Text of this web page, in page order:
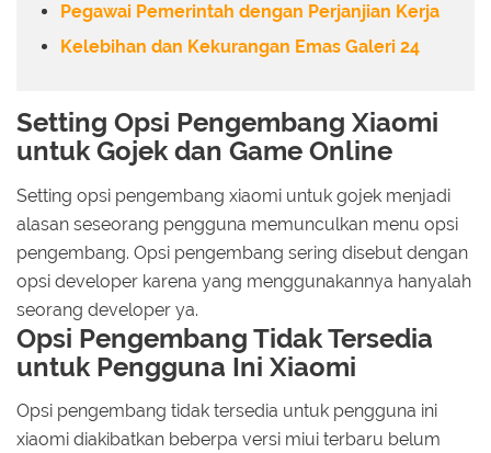
Pegawai Pemerintah dengan Perjanjian Kerja
Kelebihan dan Kekurangan Emas Galeri 24
Setting Opsi Pengembang Xiaomi
untuk Gojek dan Game Online
Setting opsi pengembang xiaomi untuk gojek menjadi
alasan seseorang pengguna memunculkan menu opsi
pengembang. Opsi pengembang sering disebut dengan
opsi developer karena yang menggunakannya hanyalah
seorang developer ya.
Opsi Pengembang Tidak Tersedia
untuk Pengguna Ini Xiaomi
Opsi pengembang tidak tersedia untuk pengguna ini
xiaomi diakibatkan beberpa versi miui terbaru belum